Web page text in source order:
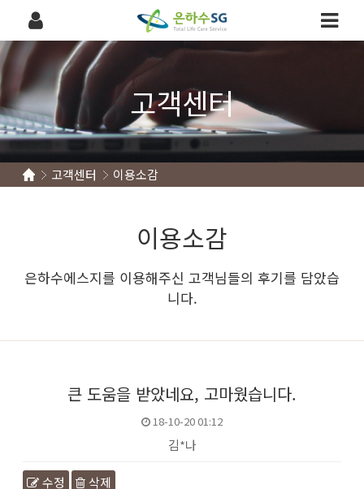
고객센터
고객센터 이용소감
이용소감
은하수에스지를 이용해주신 고객님들의 후기를 담았습
니다.
큰 도움을 받았네요, 고마웠습니다.
18-10-20 01:12
김*나
수정 삭제